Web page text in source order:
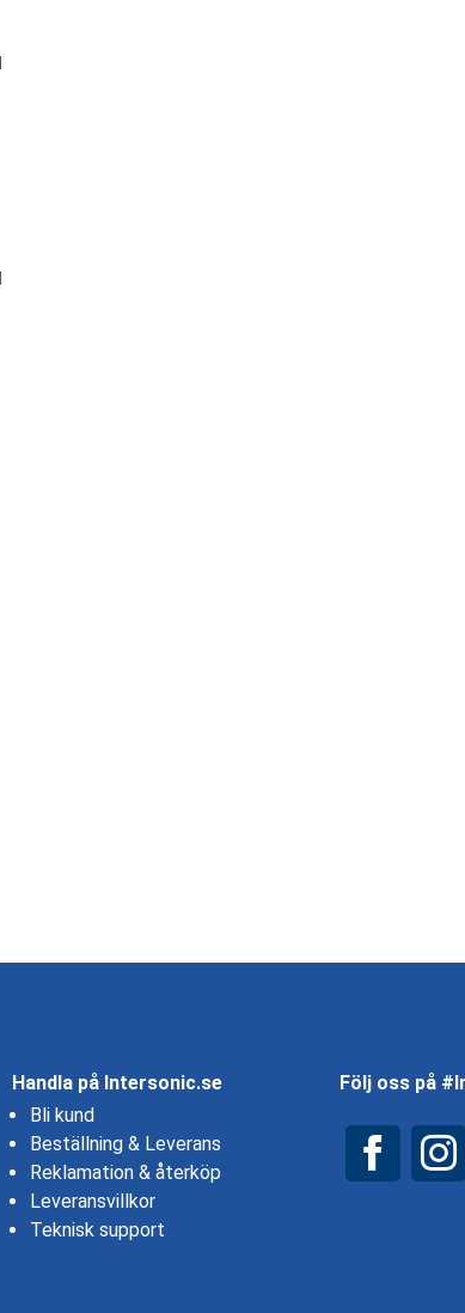
Handla på Intersonic.se
Bli kund
Beställning & Leverans
Reklamation & återköp
Leveransvillkor
Teknisk support
Följ oss på